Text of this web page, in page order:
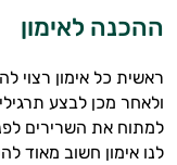
ההכנה לאימון
ראשית כל אימון רצוי
ולאחר מכן לבצע
למתוח את השרירים
לנו אימון חשוב מאוד